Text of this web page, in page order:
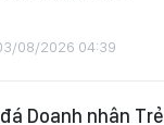
08/2026 04:39
Doanh nhân Trẻ